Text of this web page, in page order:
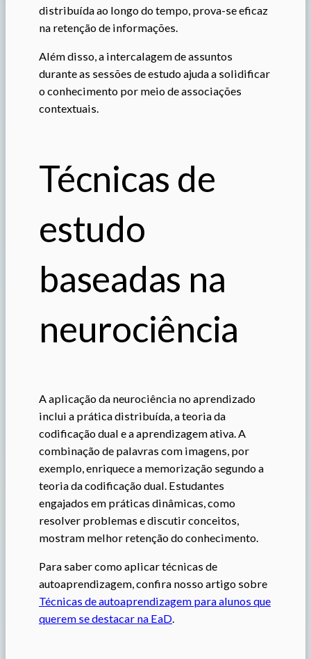
distribuída ao longo do tempo, prova-se eficaz
na retenção de informações.
Além disso, a intercalagem de assuntos
durante as sessões de estudo ajuda a solidificar
o conhecimento por meio de associações
contextuais.
Técnicas de
estudo
baseadas na
neurociência
A aplicação da neurociência no aprendizado
inclui a prática distribuída, a teoria da
codificação dual e a aprendizagem ativa. A
combinação de palavras com imagens, por
exemplo, enriquece a memorização segundo a
teoria da codificação dual. Estudantes
engajados em práticas dinâmicas, como
resolver problemas e discutir conceitos,
mostram melhor retenção do conhecimento.
Para saber como aplicar técnicas de
autoaprendizagem, confira nosso artigo sobre
Técnicas de autoaprendizagem para alunos que
querem se destacar na EaD.